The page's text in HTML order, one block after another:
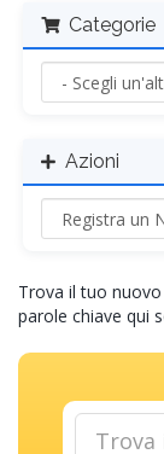
Categorie
Azioni
Trova il tuo
parole chiave qui